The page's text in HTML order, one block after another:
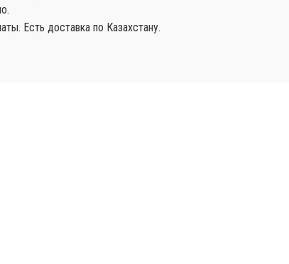
Есть доставка по Казахстану.